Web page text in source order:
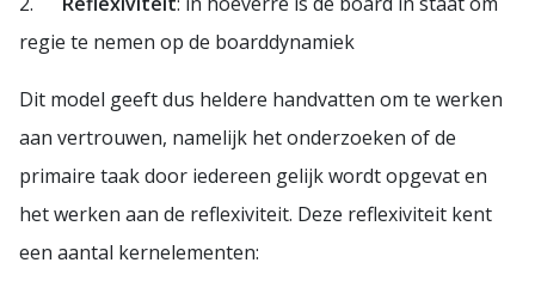
regie te nemen op de boarddynamiek
Dit model geeft dus heldere handvatten om te werken
aan vertrouwen, namelijk het onderzoeken of de
primaire taak door iedereen gelijk wordt opgevat en
het werken aan de reflexiviteit. Deze reflexiviteit kent
een aantal kernelementen: